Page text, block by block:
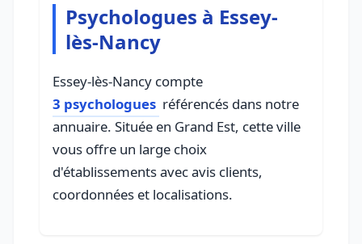
Psychologues à Essey-
lès-Nancy
Essey-lès-Nancy compte
3 psychologues référencés dans notre
annuaire. Située en Grand Est, cette ville
vous offre un large choix
d'établissements avec avis clients,
coordonnées et localisations.